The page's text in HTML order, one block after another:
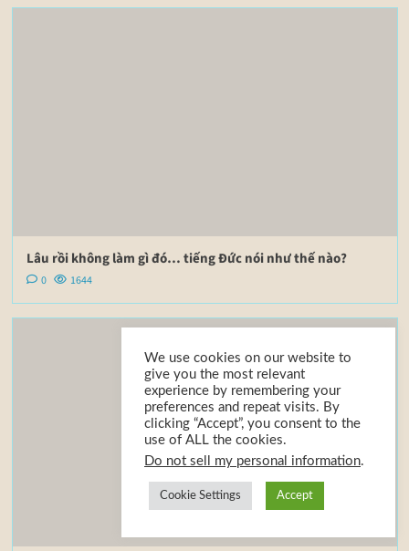
Lâu rồi không làm gì đó… tiếng Đức nói như thế nào?
0 1644
We use cookies on our website to
give you the most relevant
experience by remembering your
preferences and repeat visits. By
clicking “Accept”, you consent to the
use of ALL the cookies.
Do not sell my personal information.
Cookie Settings Accept